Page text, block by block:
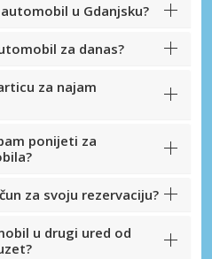
u Gdanjsku?
za danas?
za najam
ponijeti za
za svoju rezervaciju?
u drugi ured od